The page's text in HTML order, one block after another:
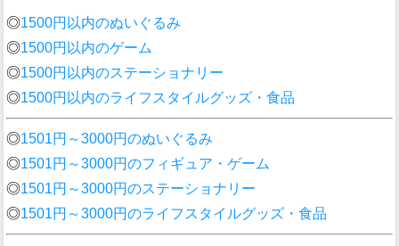
◎1500円以内のぬいぐるみ
◎1500円以内のゲーム
◎1500円以内のステーショナリー
◎1500円以内のライフスタイルグッズ・食品
◎1501円～3000円のぬいぐるみ
◎1501円～3000円のフィギュア・ゲーム
◎1501円～3000円のステーショナリー
◎1501円～3000円のライフスタイルグッズ・食品